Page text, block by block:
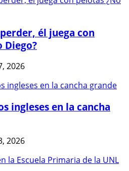
él juega con
Diego?
2026
ingleses en la cancha
2026